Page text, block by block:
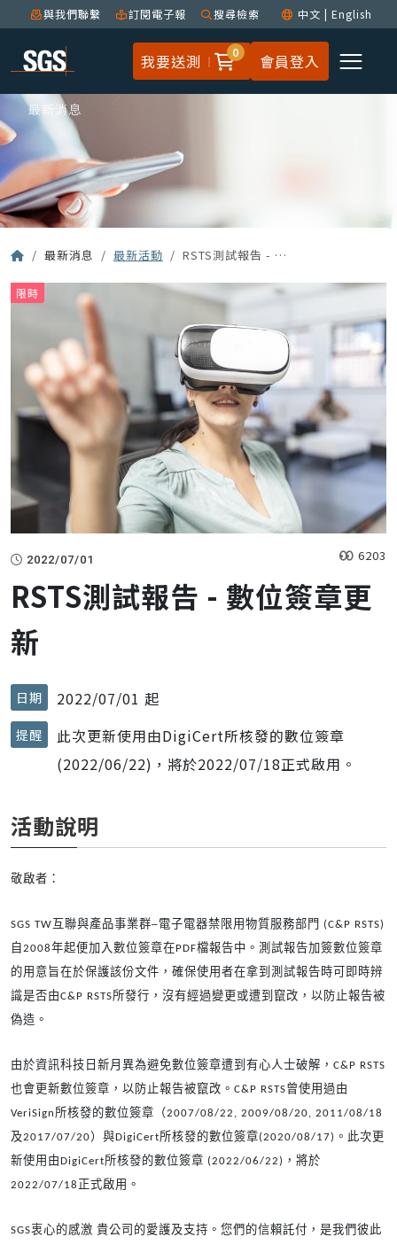
與我們聯繫 訂閱電子報 搜尋檢索 中文 | English
我要送測 0 會員登入
最新消息
最新消息 最新活動 RSTS測試報告 - 數位簽章更新
限時
2022/07/01 6203
RSTS測試報告 - 數位簽章更
新
日期 2022/07/01 起
提醒
此次更新使用由DigiCert所核發的數位簽章
(2022/06/22)，將於2022/07/18正式啟用。
活動說明
敬啟者：
SGS TW 互聯與產品事業群─電子電器禁限用物質服務部門 (C&P RSTS)
自2008年起便加入數位簽章在PDF檔報告中。測試報告加簽數位簽章
的用意旨在於保護該份文件，確保使用者在拿到測試報告時可即時辨
識是否由C&P RSTS所發行，沒有經過變更或遭到竄改，以防止報告被
偽造。
由於資訊科技日新月異為避免數位簽章遭到有心人士破解，C&P RSTS
也會更新數位簽章，以防止報告被竄改。C&P RSTS曾使用過由
VeriSign所核發的數位簽章（2007/08/22, 2009/08/20, 2011/08/18
及2017/07/20）與DigiCert所核發的數位簽章(2020/08/17)。此次更
新使用由DigiCert所核發的數位簽章 (2022/06/22)，將於
2022/07/18正式啟用。
SGS衷心的感激 貴公司的愛護及支持。您們的信賴託付，是我們彼此